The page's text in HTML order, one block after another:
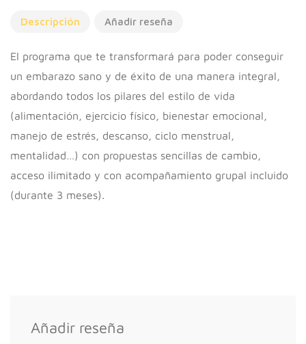
Descripción Añadir reseña
El programa que te transformará para poder conseguir
un embarazo sano y de éxito de una manera integral,
abordando todos los pilares del estilo de vida
(alimentación, ejercicio físico, bienestar emocional,
manejo de estrés, descanso, ciclo menstrual,
mentalidad…) con propuestas sencillas de cambio,
acceso ilimitado y con acompañamiento grupal incluido
(durante 3 meses).
Añadir reseña